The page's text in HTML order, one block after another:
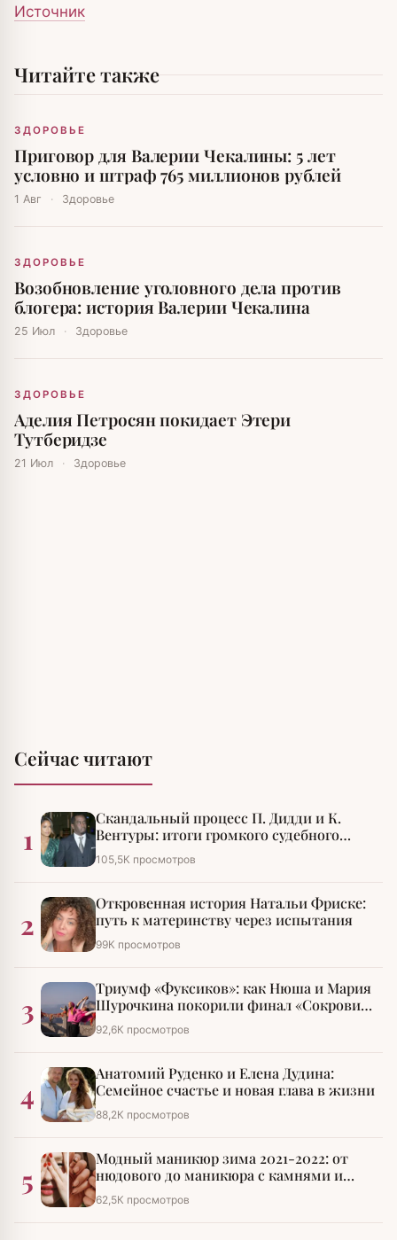
Источник
Читайте также
ЗДОРОВЬЕ
Приговор для Валерии Чекалины: 5 лет
условно и штраф 765 миллионов рублей
1 Авг · Здоровье
ЗДОРОВЬЕ
Возобновление уголовного дела против
блогера: история Валерии Чекалина
25 Июл · Здоровье
ЗДОРОВЬЕ
Аделия Петросян покидает Этери
Тутберидзе
21 Июл · Здоровье
Сейчас читают
1
Скандальный процесс П. Дидди и К.
Вентуры: итоги громкого судебного
разбирательства
105,5К просмотров
2
Откровенная история Натальи Фриске:
путь к материнству через испытания
99К просмотров
3
Триумф «Фуксиков»: как Нюша и Мария
Шурочкина покорили финал «Сокровищ
императора»
92,6К просмотров
4
Анатомий Руденко и Елена Дудина:
Семейное счастье и новая глава в жизни
88,2К просмотров
5
Модный маникюр зима 2021-2022: от
нюдового до маникюра с камнями и
стразами
62,5К просмотров